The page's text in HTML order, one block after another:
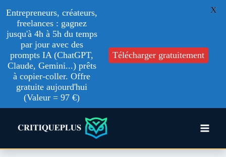
Entrepreneurs, créateurs,
freelances : gagnez
jusqu'à 4h à 5h du temps
par jour avec des
prompts IA (ChatGPT,
Claude, Gemini...) prêts
à copier-coller. Offre
gratuite aujourd'hui
(Valeur = 97 €)
Télécharger gratuitement
X